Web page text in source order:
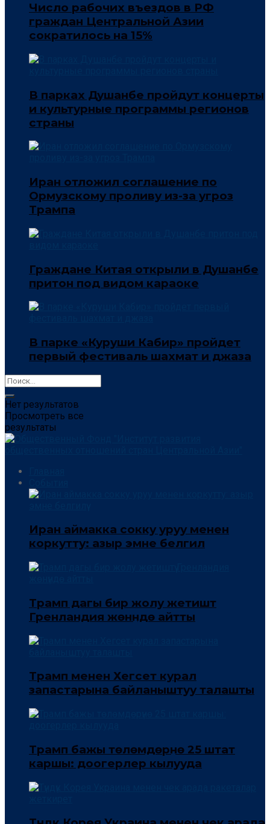
Число рабочих въездов в РФ
граждан Центральной Азии
сократилось на 15%
В парках Душанбе пройдут концерты
и культурные программы регионов
страны
Иран отложил соглашение по
Ормузскому проливу из-за угроз
Трампа
Граждане Китая открыли в Душанбе
притон под видом караоке
В парке «Куруши Кабир» пройдет
первый фестиваль шахмат и джаза
Нет результатов
Просмотреть все
результаты
Иран аймакка сокку уруу менен
коркутту: азыр эмне белгилүү
Трамп дагы бир жолу жетиштүү
Гренландия жөнүндө айтты
Трамп менен Хегсет курал
запастарына байланыштуу талашты
Трамп бажы төлөмдөрүнө 25 штат
каршы: доогерлер кылууда